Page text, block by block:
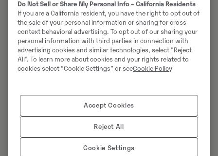
Handeln Sie proaktiv und arbeiten Sie eng mit Swecon
zusammen, um sicherzustellen, dass Ihre Maschine in
einem Top-Zustand bleibt.
Do Not Sell or Share My Personal Info – California Residents
If you are a California resident, you have the right to opt out of
the sale of your personal information or sharing for cross-
context behavioral advertising. To opt out of our sharing your
personal information with third parties in connection with
advertising cookies and similar technologies, select "Reject
All". To learn more about cookies and your rights related to
cookies select “Cookie Settings” or seeCookie Policy
Accept Cookies
Reject All
Cookie Settings